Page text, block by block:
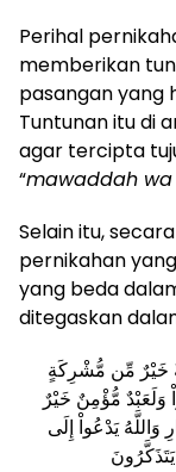
Perihal
memberikan
pasangan yang
Tuntunan itu di
agar tercipta
“mawaddah
Selain itu,
pernikahan
yang beda
ditegaskan
خَيْرٌ مِّن مُّشْرِكَةٍ
وَلَعَبْدٌ مُّؤْمِنٌ خَيْرٌ
يَدْعُواْ إِلَى
يَتَذَكَّرُونَ